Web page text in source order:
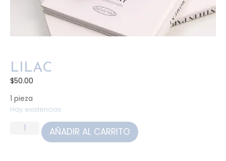
LILAC
$50.00
1 pieza
Hay existencias
AÑADIR AL CARRITO